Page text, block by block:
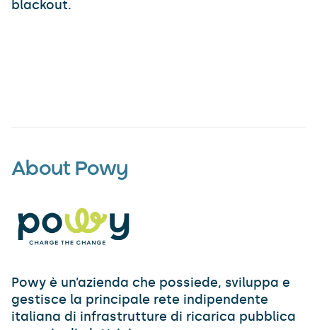
blackout.
About Powy
Powy è un’azienda che possiede, sviluppa e
gestisce la principale rete indipendente
italiana di infrastrutture di ricarica pubblica